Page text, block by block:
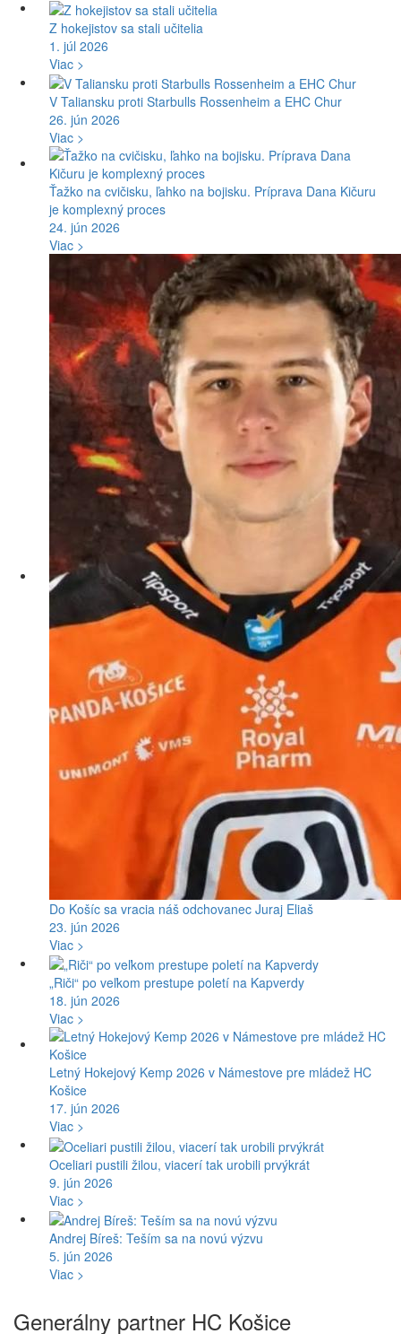
Z hokejistov sa stali učitelia
1. júl 2026
Viac >
V Taliansku proti Starbulls Rossenheim a EHC Chur
26. jún 2026
Viac >
Ťažko na cvičisku, ľahko na bojisku. Príprava Dana Kičuru
je komplexný proces
24. jún 2026
Viac >
Do Košíc sa vracia náš odchovanec Juraj Eliaš
23. jún 2026
Viac >
„Riči“ po veľkom prestupe poletí na Kapverdy
18. jún 2026
Viac >
Letný Hokejový Kemp 2026 v Námestove pre mládež HC
Košice
17. jún 2026
Viac >
Oceliari pustili žilou, viacerí tak urobili prvýkrát
9. jún 2026
Viac >
Andrej Bíreš: Teším sa na novú výzvu
5. jún 2026
Viac >
Generálny partner HC Košice